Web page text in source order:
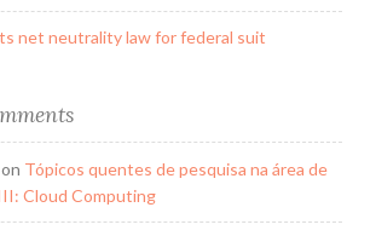
net neutrality law for federal suit
on Tópicos quentes de pesquisa na área de
Cloud Computing